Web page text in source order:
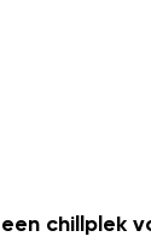
chillplek